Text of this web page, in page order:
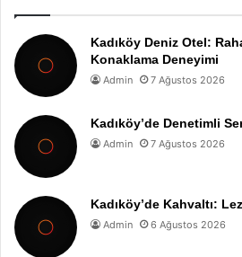
Kadıköy Deniz Otel:
Konaklama Deneyimi
Admin 7 Ağustos 2026
Kadıköy’de Denetimli
Admin 7 Ağustos 2026
Kadıköy’de Kahvaltı:
Admin 6 Ağustos 2026